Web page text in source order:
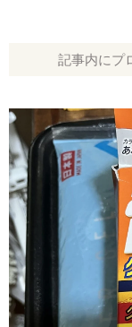
記事内にプ